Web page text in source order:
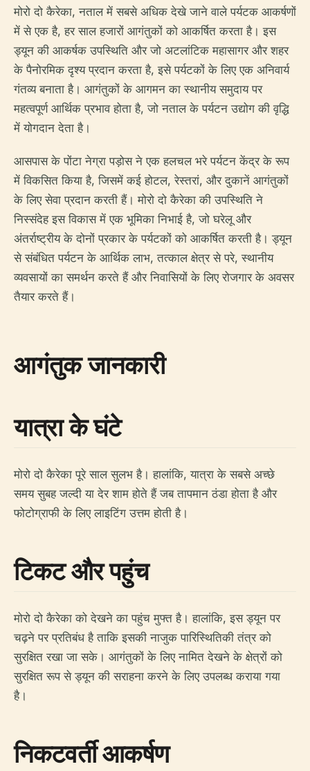
मोरो दो कैरेका, नताल में सबसे अधिक देखे जाने वाले पर्यटक आकर्षणों
में से एक है, हर साल हजारों आगंतुकों को आकर्षित करता है। इस
ड्यून की आकर्षक उपस्थिति और जो अटलांटिक महासागर और शहर
के पैनोरमिक दृश्य प्रदान करता है, इसे पर्यटकों के लिए एक अनिवार्य
गंतव्य बनाता है। आगंतुकों के आगमन का स्थानीय समुदाय पर
महत्वपूर्ण आर्थिक प्रभाव होता है, जो नताल के पर्यटन उद्योग की वृद्धि
में योगदान देता है।
आसपास के पोंटा नेग्रा पड़ोस ने एक हलचल भरे पर्यटन केंद्र के रूप
में विकसित किया है, जिसमें कई होटल, रेस्तरां, और दुकानें आगंतुकों
के लिए सेवा प्रदान करती हैं। मोरो दो कैरेका की उपस्थिति ने
निस्संदेह इस विकास में एक भूमिका निभाई है, जो घरेलू और
अंतर्राष्ट्रीय के दोनों प्रकार के पर्यटकों को आकर्षित करती है। ड्यून
से संबंधित पर्यटन के आर्थिक लाभ, तत्काल क्षेत्र से परे, स्थानीय
व्यवसायों का समर्थन करते हैं और निवासियों के लिए रोजगार के अवसर
तैयार करते हैं।
आगंतुक जानकारी
यात्रा के घंटे
मोरो दो कैरेका पूरे साल सुलभ है। हालांकि, यात्रा के सबसे अच्छे
समय सुबह जल्दी या देर शाम होते हैं जब तापमान ठंडा होता है और
फोटोग्राफी के लिए लाइटिंग उत्तम होती है।
टिकट और पहुंच
मोरो दो कैरेका को देखने का पहुंच मुफ्त है। हालांकि, इस ड्यून पर
चढ़ने पर प्रतिबंध है ताकि इसकी नाजुक पारिस्थितिकी तंत्र को
सुरक्षित रखा जा सके। आगंतुकों के लिए नामित देखने के क्षेत्रों को
सुरक्षित रूप से ड्यून की सराहना करने के लिए उपलब्ध कराया गया
है।
निकटवर्ती आकर्षण